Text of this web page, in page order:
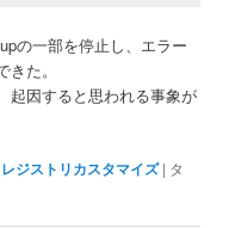
の一部を停止し、エラー
た。
起因すると思われる事象が
レジストリカスタマイズ | タ